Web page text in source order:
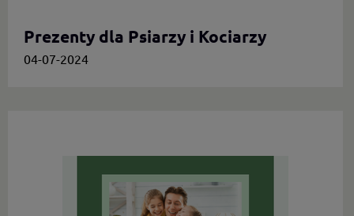
Prezenty dla Psiarzy i Kociarzy
04-07-2024